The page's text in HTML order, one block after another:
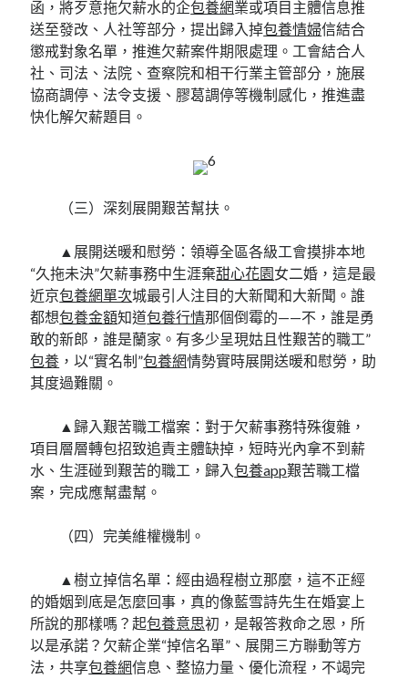
函，將歹意拖欠薪水的企包養網業或項目主體信息推
送至發改、人社等部分，提出歸入掉包養情婦信結合
懲戒對象名單，推進欠薪案件期限處理。工會結合人
社、司法、法院、查察院和相干行業主管部分，施展
協商調停、法令支援、膠葛調停等機制感化，推進盡
快化解欠薪題目。
（三）深刻展開艱苦幫扶。
▲展開送暖和慰勞：領導全區各級工會摸排本地
“久拖未決”欠薪事務中生涯棄甜心花園女二婚，這是最
近京包養網單次城最引人注目的大新聞和大新聞。誰
都想包養金額知道包養行情那個倒霉的——不，誰是勇
敢的新郎，誰是蘭家。有多少呈現姑且性艱苦的職工”
包養 ，以“實名制”包養網情勢實時展開送暖和慰勞，助
其度過難關。
▲歸入艱苦職工檔案：對于欠薪事務特殊復雜，
項目層層轉包招致追責主體缺掉，短時光內拿不到薪
水、生涯碰到艱苦的職工，歸入包養app艱苦職工檔
案，完成應幫盡幫。
（四）完美維權機制。
▲樹立掉信名單：經由過程樹立那麼，這不正經
的婚姻到底是怎麼回事，真的像藍雪詩先生在婚宴上
所說的那樣嗎？起包養意思初，是報答救命之恩，所
以是承諾？欠薪企業“掉信名單”、展開三方聯動等方
法，共享包養網信息、整協力量、優化流程，不竭完